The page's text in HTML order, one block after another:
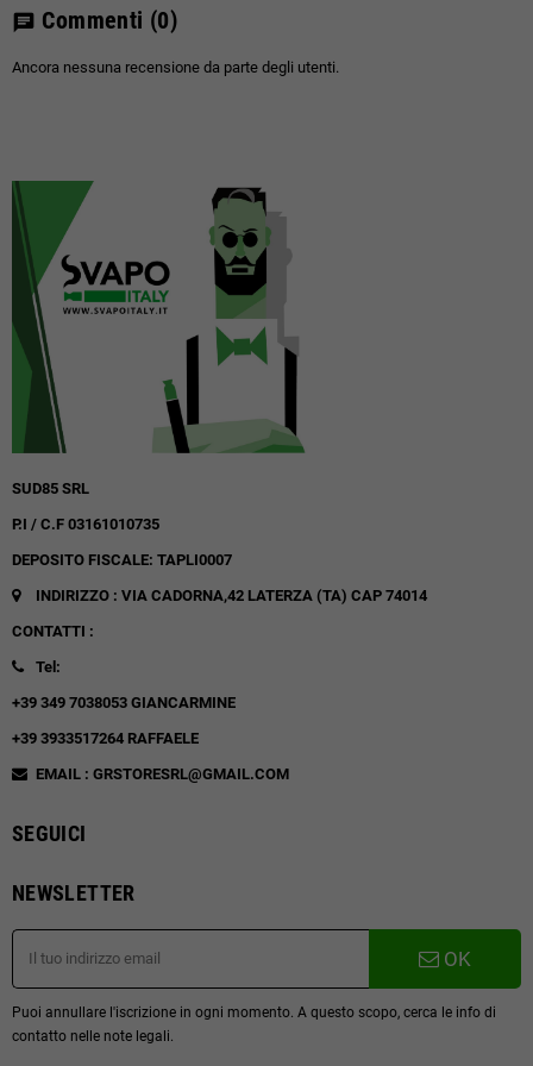
chat Commenti (0)
Ancora nessuna recensione da parte degli utenti.
SUD85 SRL
P.I / C.F 03161010735
DEPOSITO FISCALE: TAPLI0007
INDIRIZZO : VIA CADORNA,42 LATERZA (TA) CAP 74014
CONTATTI :
Tel:
+39 349 7038053 GIANCARMINE
+39 3933517264 RAFFAELE
EMAIL : GRSTORESRL@GMAIL.COM
SEGUICI
NEWSLETTER
OK
Puoi annullare l'iscrizione in ogni momento. A questo scopo, cerca le info di
contatto nelle note legali.